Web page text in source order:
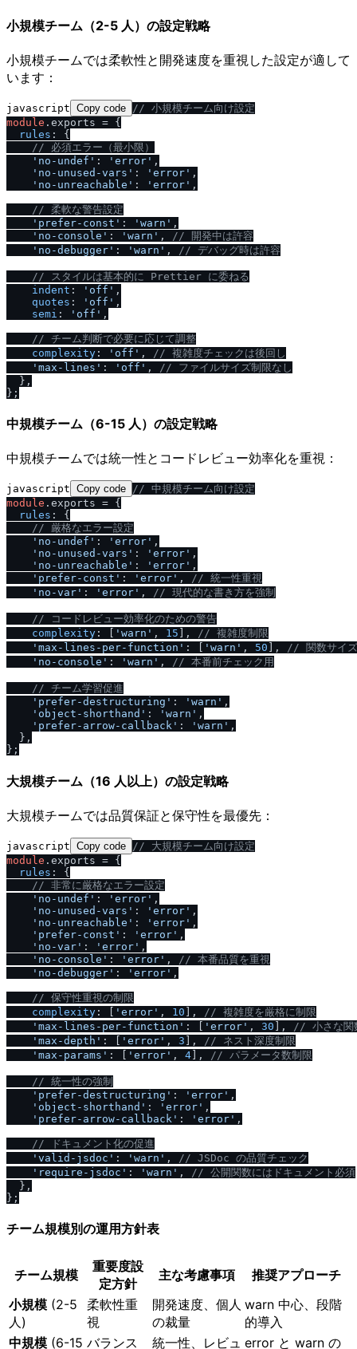
小規模チーム（2-5 人）の設定戦略
小規模チームでは柔軟性と開発速度を重視した設定が適して
います：
javascript Copy code / / 小規模チーム向け設定
module . exports = {
rules : {
/ / 必須エラー（最小限）
'no-undef' : 'error' ,
'no-unused-vars' : 'error' ,
'no-unreachable' : 'error' ,
/ / 柔軟な警告設定
'prefer-const' : 'warn' ,
'no-console' : 'warn' , / / 開発中は許容
'no-debugger' : 'warn' , / / デバッグ時は許容
/ / スタイルは基本的に Prettier に委ねる
indent : 'off' ,
quotes : 'off' ,
semi : 'off' ,
/ / チーム判断で必要に応じて調整
complexity : 'off' , / / 複雑度チェックは後回し
'max-lines' : 'off' , / / ファイルサイズ制限なし
  },
中規模チーム（6-15 人）の設定戦略
中規模チームでは統一性とコードレビュー効率化を重視：
javascript Copy code // 中規模チーム向け設定
module . exports = {
rules : {
// 厳格なエラー設定
'no-undef' : 'error' ,
'no-unused-vars' : 'error' ,
'no-unreachable' : 'error' ,
'prefer-const' : 'error' , // 統一性重視
'no-var' : 'error' , // 現代的な書き方を強制
// コードレビュー効率化のための警告
complexity : [ 'warn' , 15 ], // 複雑度制限
'max-lines-per-function' : [ 'warn' , 50 ], // 関数サイ
'no-console' : 'warn' , // 本番前チェック用
// チーム学習促進
'prefer-destructuring' : 'warn' ,
'object-shorthand' : 'warn' ,
'prefer-arrow-callback' : 'warn' ,
  },
大規模チーム（16 人以上）の設定戦略
大規模チームでは品質保証と保守性を最優先：
javascript Copy code / / 大規模チーム向け設定
module . exports = {
rules : {
/ / 非常に厳格なエラー設定
'no-undef' : 'error' ,
'no-unused-vars' : 'error' ,
'no-unreachable' : 'error' ,
'prefer-const' : 'error' ,
'no-var' : 'error' ,
'no-console' : 'error' , / / 本番品質を重視
'no-debugger' : 'error' ,
/ / 保守性重視の制限
complexity : [ 'error' , 10 ], / / 複雑度を厳格に制限
'max-lines-per-function' : [ 'error' , 30 ], / / 小さな関
'max-depth' : [ 'error' , 3 ], / / ネスト深度制限
'max-params' : [ 'error' , 4 ], / / パラメータ数制限
/ / 統一性の強制
'prefer-destructuring' : 'error' ,
'object-shorthand' : 'error' ,
'prefer-arrow-callback' : 'error' ,
/ / ドキュメント化の促進
'valid-jsdoc' : 'warn' , / / JSDoc の品質チェック
'require-jsdoc' : 'warn' , / / 公開関数にはドキュメント必須
  },
チーム規模別の運用方針表
チーム規模
重要度設
定方針
主な考慮事項
推奨アプローチ
小規模 (2-5
人)
柔軟性重
視
開発速度、個人
の裁量
warn 中心、段階
的導入
中規模 (6-15 バランス
統一性、レビュ error と warn の